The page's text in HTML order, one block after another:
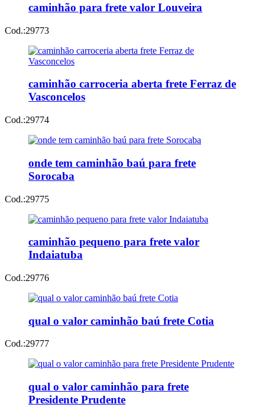
caminhão para frete valor Louveira
Cod.:29773
caminhão carroceria aberta frete Ferraz de
Vasconcelos
Cod.:29774
onde tem caminhão baú para frete
Sorocaba
Cod.:29775
caminhão pequeno para frete valor
Indaiatuba
Cod.:29776
qual o valor caminhão baú frete Cotia
Cod.:29777
qual o valor caminhão para frete
Presidente Prudente